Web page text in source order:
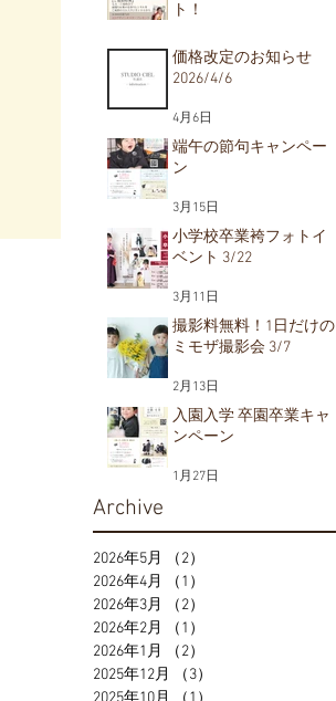
ト！
5月1日
価格改定のお知らせ
2026/4/6
4月6日
端午の節句キャンペー
ン
3月15日
小学校卒業袴フォトイ
ベント 3/22
3月11日
撮影料無料！1日だけの
ミモザ撮影会 3/7
2月13日
入園入学 卒園卒業キャ
ンペーン
1月27日
Archive
2026年5月 （2）
2026年4月
（1）
2026年3月
（2）
2026年2月
（1）
2026年1月
（2）
2025年12月
（3）